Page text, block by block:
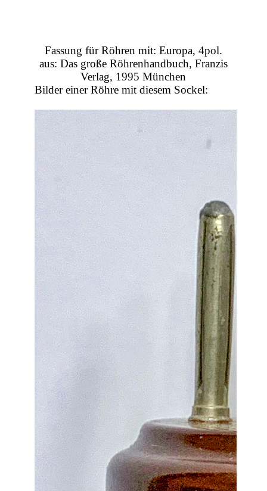
Fassung für Röhren mit: Europa, 4pol.
aus: Das große Röhrenhandbuch, Franzis
Verlag, 1995 München
Bilder einer Röhre mit diesem Sockel: